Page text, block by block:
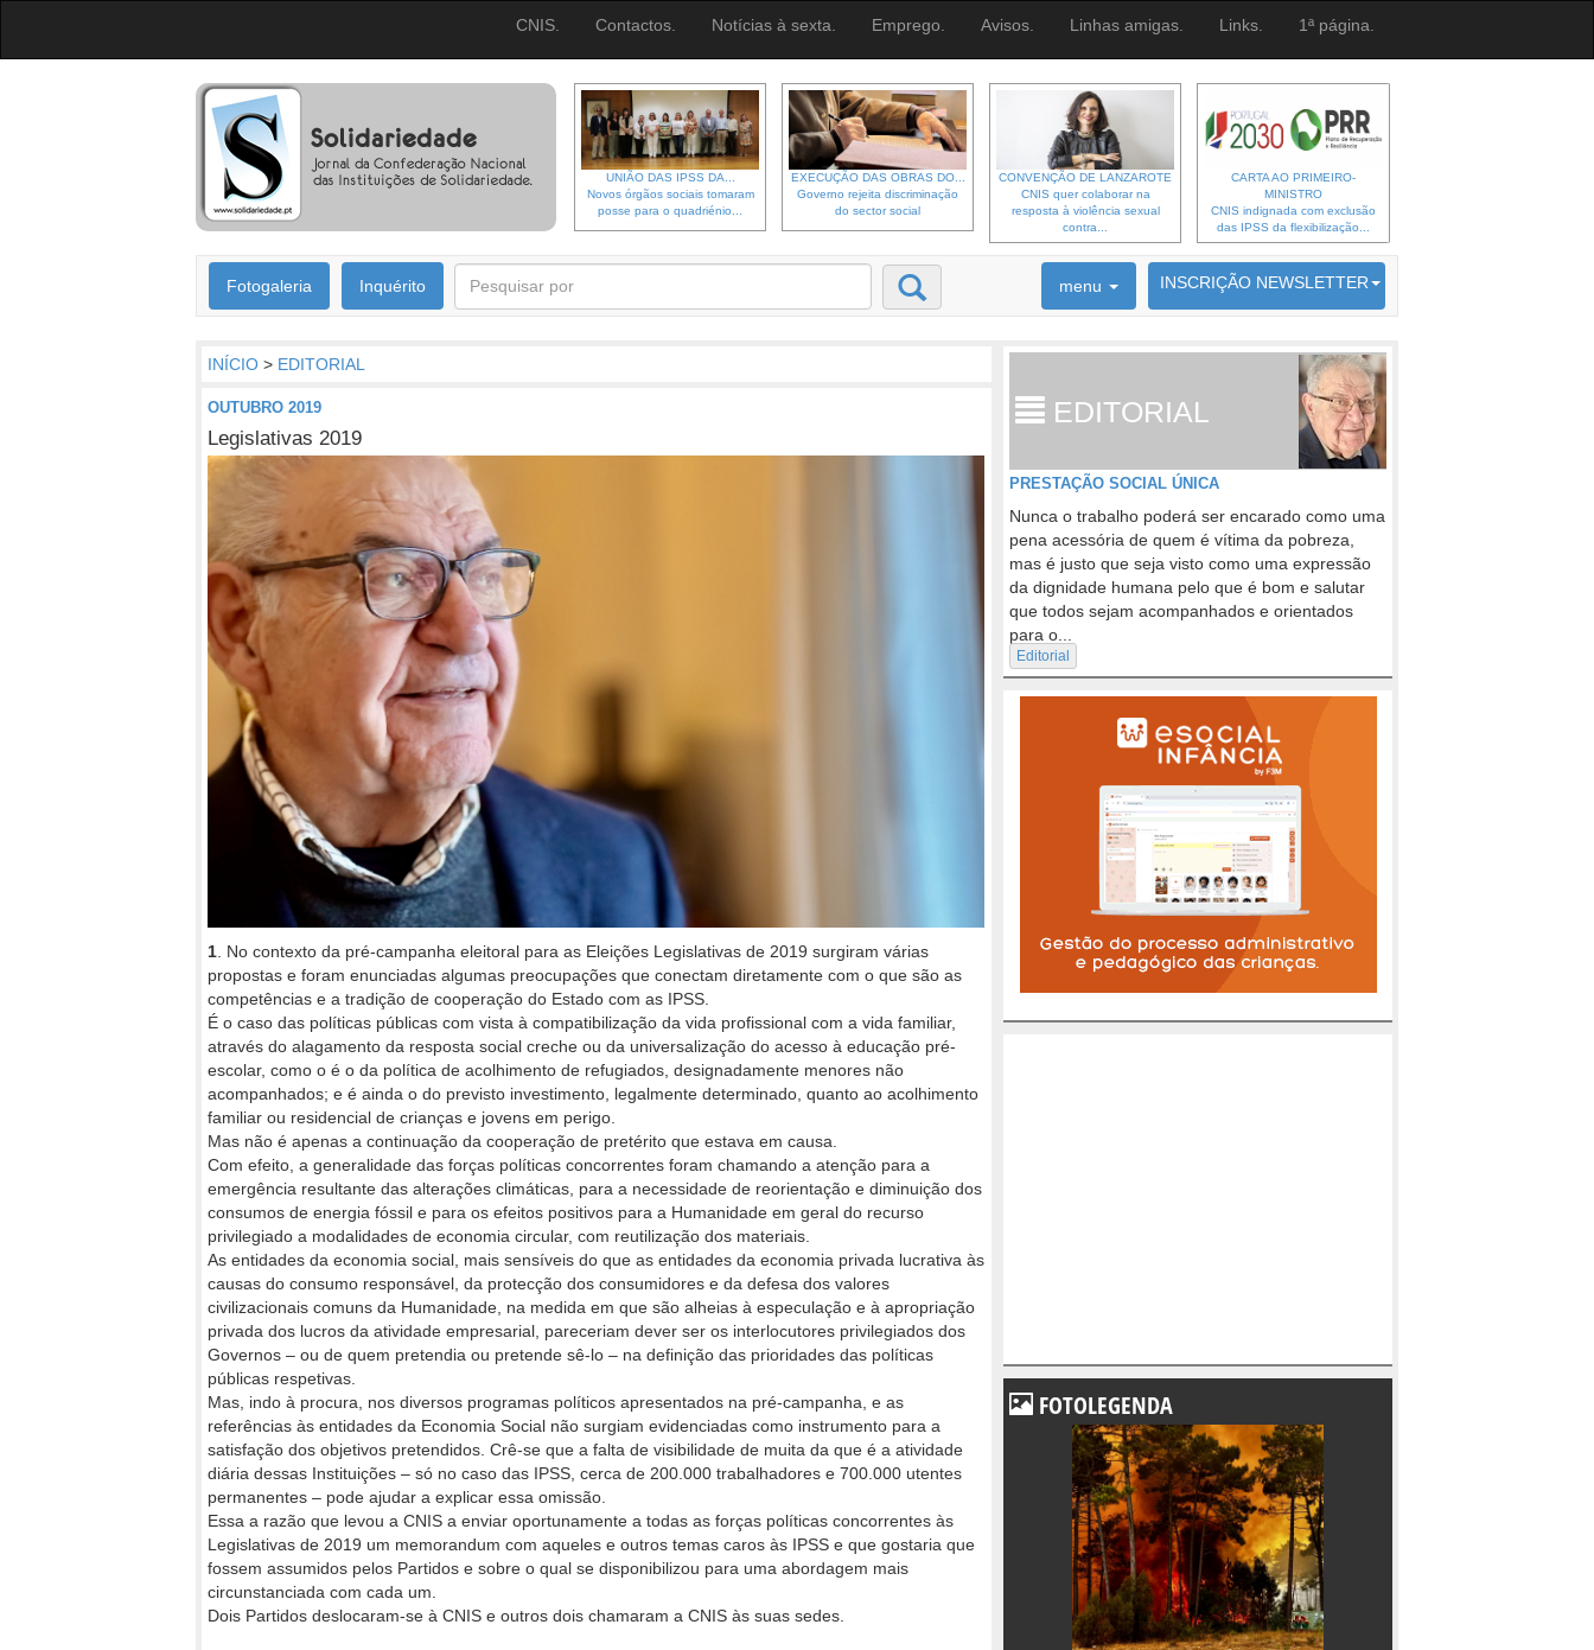
CNIS. Contactos. Notícias à sexta. Emprego. Avisos. Linhas amigas. Links. 1ª página.
UNIÃO DAS IPSS DA...
Novos órgãos sociais tomaram
posse para o quadriénio...
EXECUÇÃO DAS OBRAS DO...
Governo rejeita discriminação
do sector social
CONVENÇÃO DE LANZAROTE
CNIS quer colaborar na
resposta à violência sexual
contra...
CARTA AO PRIMEIRO-
MINISTRO
CNIS indignada com exclusão
das IPSS da flexibilização...
Fotogaleria Inquérito menu INSCRIÇÃO NEWSLETTER
6692 membros inscritos
INÍCIO > EDITORIAL
OUTUBRO 2019
Legislativas 2019
1. No contexto da pré-campanha eleitoral para as Eleições Legislativas de 2019 surgiram várias
propostas e foram enunciadas algumas preocupações que conectam diretamente com o que são as
competências e a tradição de cooperação do Estado com as IPSS.
É o caso das políticas públicas com vista à compatibilização da vida profissional com a vida familiar,
através do alagamento da resposta social creche ou da universalização do acesso à educação pré-
escolar, como o é o da política de acolhimento de refugiados, designadamente menores não
acompanhados; e é ainda o do previsto investimento, legalmente determinado, quanto ao acolhimento
familiar ou residencial de crianças e jovens em perigo.
Mas não é apenas a continuação da cooperação de pretérito que estava em causa.
Com efeito, a generalidade das forças políticas concorrentes foram chamando a atenção para a
emergência resultante das alterações climáticas, para a necessidade de reorientação e diminuição dos
consumos de energia fóssil e para os efeitos positivos para a Humanidade em geral do recurso
privilegiado a modalidades de economia circular, com reutilização dos materiais.
As entidades da economia social, mais sensíveis do que as entidades da economia privada lucrativa às
causas do consumo responsável, da protecção dos consumidores e da defesa dos valores
civilizacionais comuns da Humanidade, na medida em que são alheias à especulação e à apropriação
privada dos lucros da atividade empresarial, pareceriam dever ser os interlocutores privilegiados dos
Governos – ou de quem pretendia ou pretende sê-lo – na definição das prioridades das políticas
públicas respetivas.
Mas, indo à procura, nos diversos programas políticos apresentados na pré-campanha, e as
referências às entidades da Economia Social não surgiam evidenciadas como instrumento para a
satisfação dos objetivos pretendidos. Crê-se que a falta de visibilidade de muita da que é a atividade
diária dessas Instituições – só no caso das IPSS, cerca de 200.000 trabalhadores e 700.000 utentes
permanentes – pode ajudar a explicar essa omissão.
Essa a razão que levou a CNIS a enviar oportunamente a todas as forças políticas concorrentes às
Legislativas de 2019 um memorandum com aqueles e outros temas caros às IPSS e que gostaria que
fossem assumidos pelos Partidos e sobre o qual se disponibilizou para uma abordagem mais
circunstanciada com cada um.
Dois Partidos deslocaram-se à CNIS e outros dois chamaram a CNIS às suas sedes.
EDITORIAL
PRESTAÇÃO SOCIAL ÚNICA
Nunca o trabalho poderá ser encarado como uma
pena acessória de quem é vítima da pobreza,
mas é justo que seja visto como uma expressão
da dignidade humana pelo que é bom e salutar
que todos sejam acompanhados e orientados
para o...
Editorial
FOTOLEGENDA